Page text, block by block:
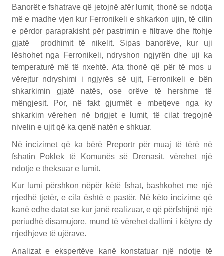
Banorët e fshatrave që jetojnë afër lumit, thonë se ndotja
më e madhe vjen kur Ferronikeli e shkarkon ujin, të cilin
e përdor paraprakisht për pastrimin e filtrave dhe ftohje
gjatë prodhimit të nikelit. Sipas banorëve, kur uji
lëshohet nga Ferronikeli, ndryshon ngjyrën dhe uji ka
temperaturë më të nxehtë. Ata thonë që për të mos u
vërejtur ndryshimi i ngjyrës së ujit, Ferronikeli e bën
shkarkimin gjatë natës, ose orëve të hershme të
mëngjesit. Por, në fakt gjurmët e mbetjeve nga ky
shkarkim vërehen në brigjet e lumit, të cilat tregojnë
nivelin e ujit që ka qenë natën e shkuar.
Në incizimet që ka bërë Preportr për muaj të tërë në
fshatin Poklek të Komunës së Drenasit, vërehet një
ndotje e theksuar e lumit.
Kur lumi përshkon nëpër këtë fshat, bashkohet me një
rrjedhë tjetër, e cila është e pastër. Në këto incizime që
kanë edhe datat se kur janë realizuar, e që përfshijnë një
periudhë disamujore, mund të vërehet dallimi i këtyre dy
rrjedhjeve të ujërave.
Analizat e ekspertëve kanë konstatuar një ndotje të